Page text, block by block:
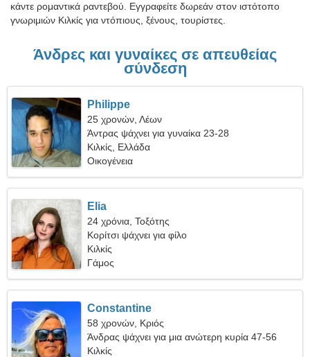
κάντε ρομαντικά ραντεβού. Εγγραφείτε δωρεάν στον ιστότοπο
γνωριμιών Κιλκίς για ντόπιους, ξένους, τουρίστες.
Άνδρες και γυναίκες σε απευθείας
σύνδεση
Philippe
25 χρονών, Λέων
Άντρας ψάχνει για γυναίκα 23-28
Κιλκίς, Ελλάδα
Οικογένεια
Elia
24 χρόνια, Τοξότης
Κορίτσι ψάχνει για φίλο
Κιλκίς
Γάμος
Constantine
58 χρονών, Κριός
Άνδρας ψάχνει για μια ανώτερη κυρία 47-56
Κιλκίς